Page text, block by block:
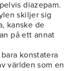
diazepam.
skiljer sig
kanske de
på ett annat
konstatera
världen som en